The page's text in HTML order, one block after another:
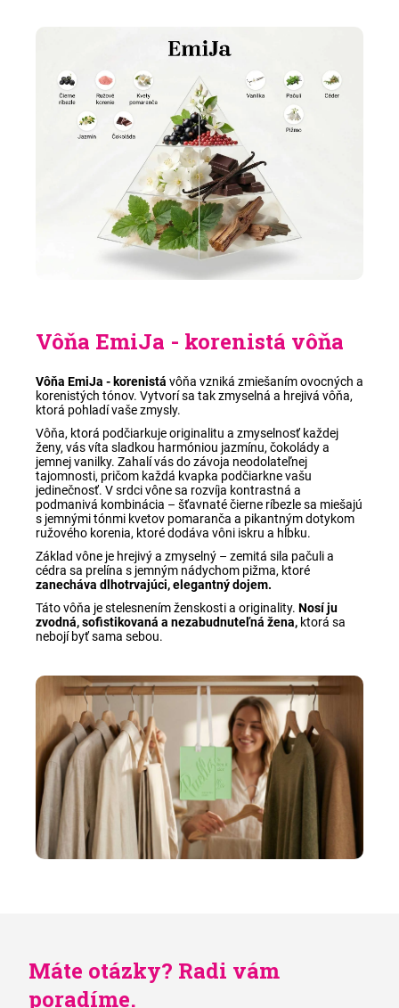
Vôňa EmiJa - korenistá vôňa
Vôňa EmiJa - korenistá vôňa vzniká zmiešaním ovocných a
korenistých tónov. Vytvorí sa tak zmyselná a hrejivá vôňa,
ktorá pohladí vaše zmysly.
Vôňa, ktorá podčiarkuje originalitu a zmyselnosť každej
ženy, vás víta sladkou harmóniou jazmínu, čokolády a
jemnej vanilky. Zahalí vás do závoja neodolateľnej
tajomnosti, pričom každá kvapka podčiarkne vašu
jedinečnosť. V srdci vône sa rozvíja kontrastná a
podmanivá kombinácia – šťavnaté čierne ríbezle sa miešajú
s jemnými tónmi kvetov pomaranča a pikantným dotykom
ružového korenia, ktoré dodáva vôni iskru a hĺbku.
Základ vône je hrejivý a zmyselný – zemitá sila pačuli a
cédra sa prelína s jemným nádychom pižma, ktoré
zanecháva dlhotrvajúci, elegantný dojem.
Táto vôňa je stelesnením ženskosti a originality. Nosí ju
zvodná, sofistikovaná a nezabudnuteľná žena, ktorá sa
nebojí byť sama sebou.
Máte otázky? Radi vám
poradíme.